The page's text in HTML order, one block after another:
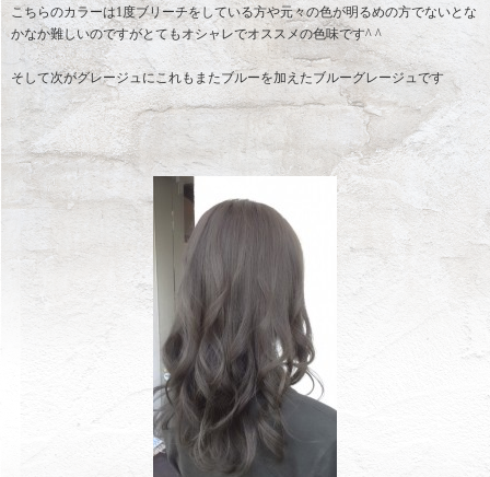
こちらのカラーは1度ブリーチをしている方や元々の色が明るめの方でないとな
かなか難しいのですがとてもオシャレでオススメの色味です^ ^
そして次がグレージュにこれもまたブルーを加えたブルーグレージュです